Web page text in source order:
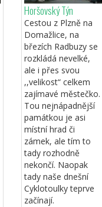
Horšovský Týn
Cestou z Plzně na
Domažlice, na
březích Radbuzy se
rozkládá nevelké,
ale i přes svou
,,velikost“ celkem
zajímavé městečko.
Tou nejnápadnější
památkou je asi
místní hrad či
zámek, ale tím to
tady rozhodně
nekončí. Naopak
tady naše dnešní
Cyklotoulky teprve
začínají.